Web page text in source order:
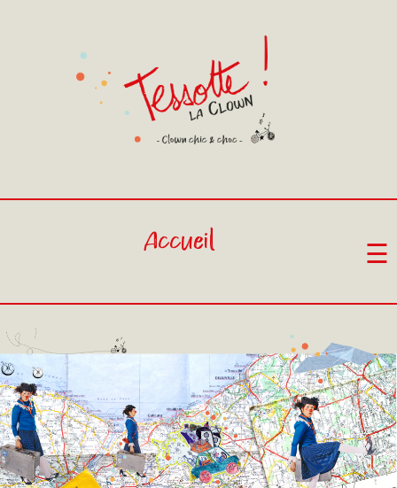
Accueil ☰